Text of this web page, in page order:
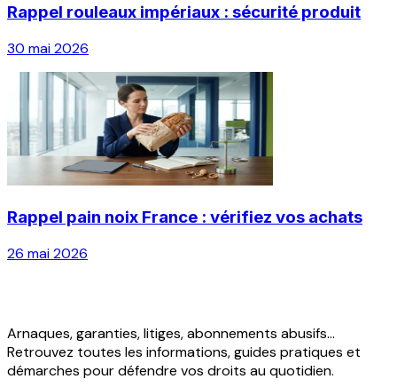
Rappel rouleaux impériaux : sécurité produit
30 mai 2026
Rappel pain noix France : vérifiez vos achats
26 mai 2026
Arnaques, garanties, litiges, abonnements abusifs...
Retrouvez toutes les informations, guides pratiques et
démarches pour défendre vos droits au quotidien.